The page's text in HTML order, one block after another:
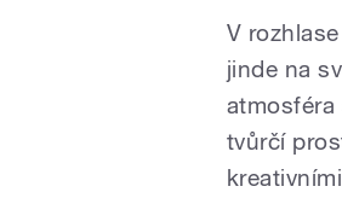
V
jinde na
tvůrčí